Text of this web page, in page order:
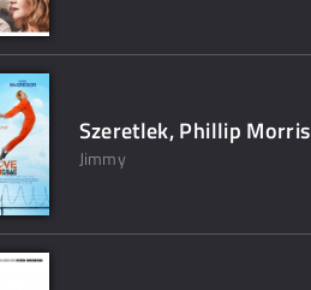
Szeretlek, Phillip Morris
Jimmy